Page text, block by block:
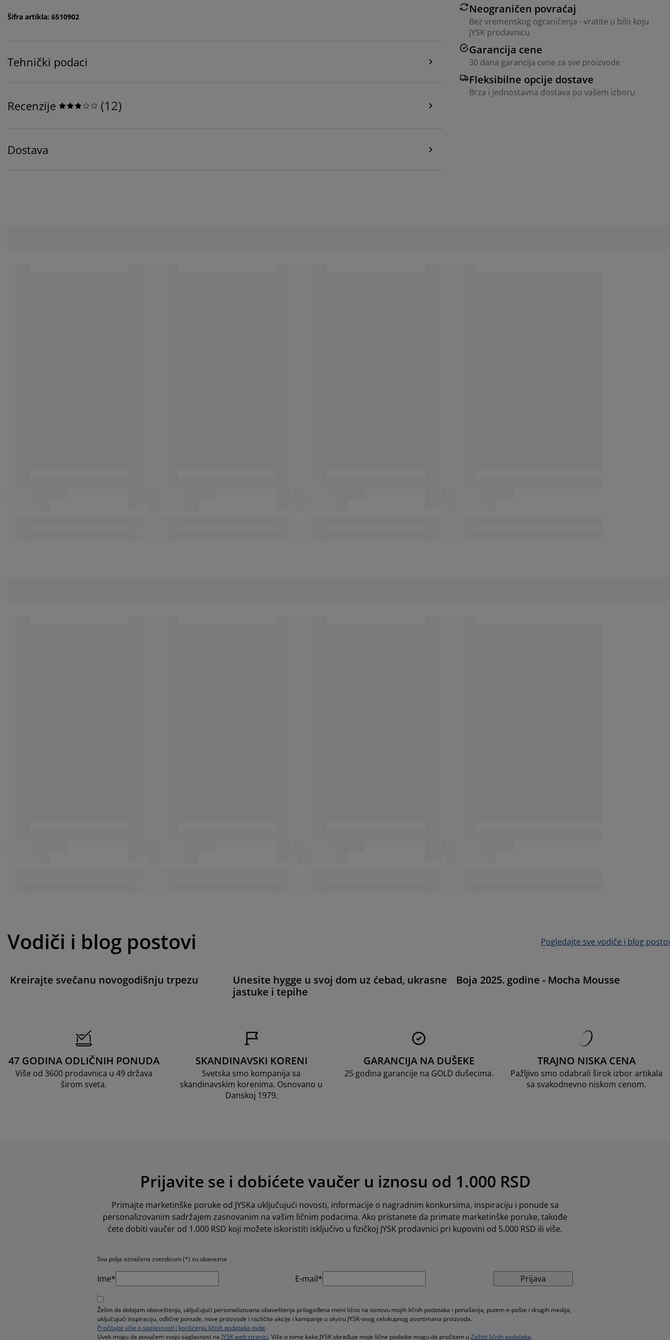
Neograničen povraćaj
Bez vremenskog ograničenja - vratite u bilo koju
JYSK prodavnicu
Garancija cene
30 dana garancija cene za sve proizvode
Fleksibilne opcije dostave
Brza i jednostavna dostava po vašem izboru
Šifra artikla: 6510902
Tehnički podaci
Recenzije (12)
Dostava
Vodiči i blog postovi Pogledajte sve vodiče i blog
Kreirajte svečanu novogodišnju trpezu
Unesite hygge u svoj dom uz ćebad, ukrasne
jastuke i tepihe
Boja 2025. godine - Mocha Mousse
47 GODINA ODLIČNIH PONUDA
Više od 3600 prodavnica u 49 država
širom sveta.
SKANDINAVSKI KORENI
Svetska smo kompanija sa
skandinavskim korenima. Osnovano u
Danskoj 1979.
GARANCIJA NA DUŠEKE
25 godina garancije na GOLD dušecima.
TRAJNO NISKA CENA
Pažljivo smo odabrali širok izbor artikala
sa svakodnevno niskom cenom.
Prijavite se i dobićete vaučer u iznosu od 1.000 RSD
Primajte marketinške poruke od JYSKa uključujući novosti, informacije o nagradnim konkursima, inspiraciju i ponude sa
personalizovanim sadržajem zasnovanim na vašim ličnim podacima. Ako pristanete da primate marketinške poruke, takođe
ćete dobiti vaučer od 1.000 RSD koji možete iskoristiti isključivo u fizičkoj JYSK prodavnici pri kupovini od 5.000 RSD ili više.
Sva polja označena zvezdicom (*) su obavezna
Ime* E-mail* Prijava
Želim da dobijam obaveštenja, uključujući personalizovana obaveštenja prilagođena meni lično na osnovu mojih ličnih podataka i ponašanja, putem e-pošte i drugih medija,
uključujući inspiraciju, odlične ponude, nove proizvode i različite akcije i kampanje u okviru JYSK-ovog celokupnog asortimana proizvoda.
Pročitajte više o saglasnosti i korišćenju ličnih podataka ovde.
Uvek mogu da povučem svoju saglasnost na JYSK web stranici. Više o tome kako JYSK obrađuje moje lične podatke mogu da pročitam uZaštiti ličnih podataka.